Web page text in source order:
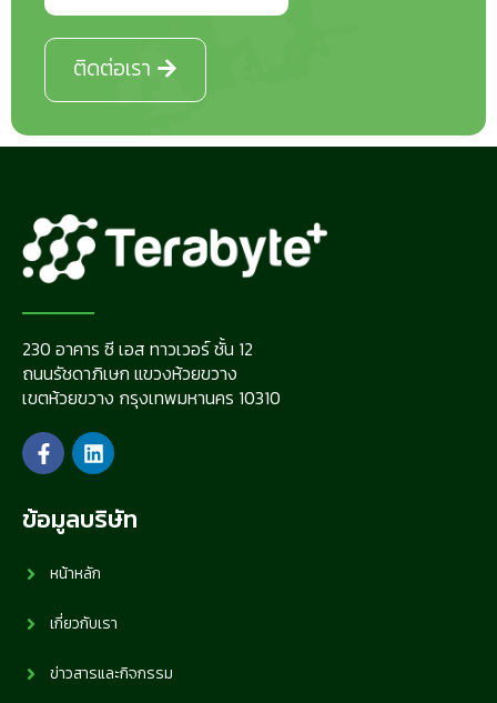
ติดต่อเรา
230 อาคาร ซี เอส ทาวเวอร์ ชั้น 12
ถนนรัชดาภิเษก แขวงห้วยขวาง
เขตห้วยขวาง กรุงเทพมหานคร 10310
ข้อมูลบริษัท
หน้าหลัก
เกี่ยวกับเรา
ข่าวสารและกิจกรรม